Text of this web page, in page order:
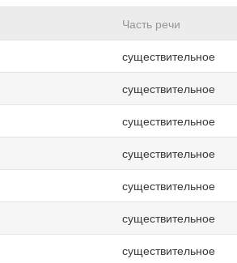
Часть речи
существительное
существительное
существительное
существительное
существительное
существительное
существительное